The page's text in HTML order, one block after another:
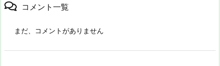
コメント一覧
まだ、コメントがありません